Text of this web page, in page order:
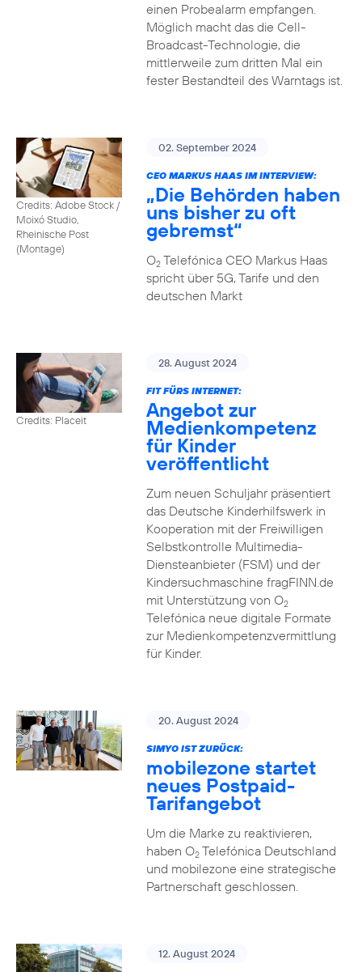
einen Probealarm empfangen.
Möglich macht das die Cell-
Broadcast-Technologie, die
mittlerweile zum dritten Mal ein
fester Bestandteil des Warntags ist.
Credits: Adobe Stock /
Moixó Studio,
Rheinische Post
(Montage)
02. September 2024
CEO MARKUS HAAS IM INTERVIEW:
„Die Behörden haben
uns bisher zu oft
gebremst“
O2Telefónica CEO Markus Haas
spricht über 5G, Tarife und den
deutschen Markt
Credits: Placeit
28. August 2024
FIT FÜRS INTERNET:
Angebot zur
Medienkompetenz
für Kinder
veröffentlicht
Zum neuen Schuljahr präsentiert
das Deutsche Kinderhilfswerk in
Kooperation mit der Freiwilligen
Selbstkontrolle Multimedia-
Diensteanbieter (FSM) und der
Kindersuchmaschine fragFINN.de
mit Unterstützung von O2
Telefónica neue digitale Formate
zur Medienkompetenzvermittlung
für Kinder.
20. August 2024
SIMYO IST ZURÜCK:
mobilezone startet
neues Postpaid-
Tarifangebot
Um die Marke zu reaktivieren,
haben O2Telefónica Deutschland
und mobilezone eine strategische
Partnerschaft geschlossen.
12. August 2024